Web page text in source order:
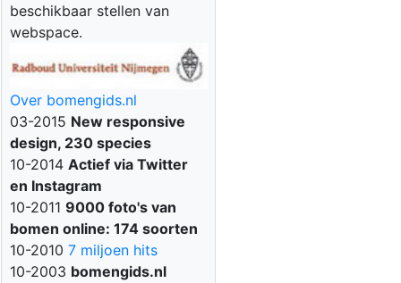
beschikbaar stellen van
webspace.
Over bomengids.nl
03-2015 New responsive
design, 230 species
10-2014 Actief via Twitter
en Instagram
10-2011 9000 foto's van
bomen online: 174 soorten
10-2010 7 miljoen hits
10-2003 bomengids.nl